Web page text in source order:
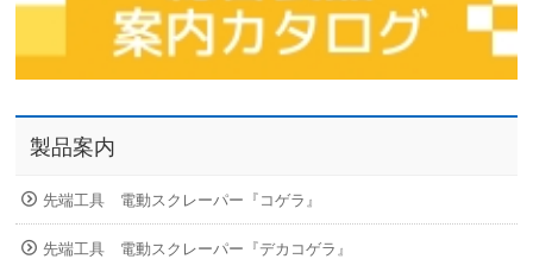
製品案内
先端工具 電動スクレーパー『コゲラ』
先端工具 電動スクレーパー『デカコゲラ』